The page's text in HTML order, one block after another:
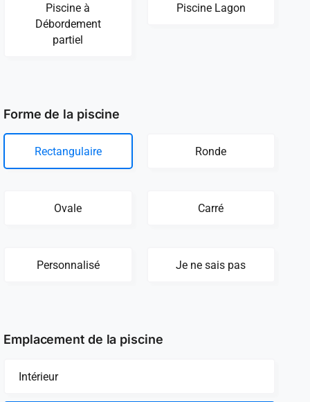
Piscine à
Débordement
partiel
Piscine Lagon
Forme de la piscine
Rectangulaire Ronde
Ovale Carré
Personnalisé Je ne sais pas
Emplacement de la piscine
Intérieur